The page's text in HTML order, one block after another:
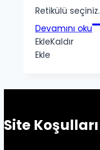
Retikülü seçiniz.
Devamını oku
EkleKaldır
Ekle
Site Koşulları